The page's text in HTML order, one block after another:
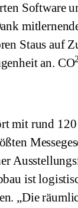
Software
Staus auf
an. CO2
mit rund
ist
„Die